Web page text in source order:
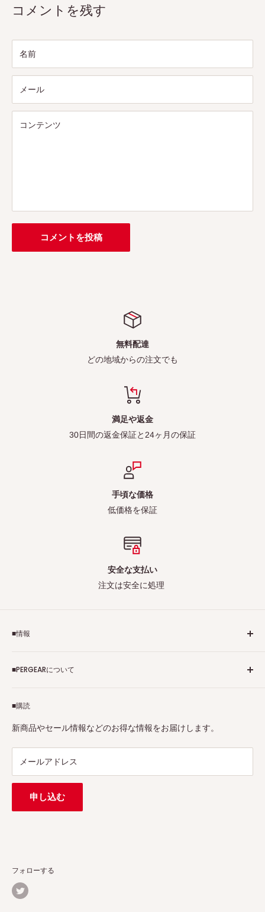
コメントを残す
名前
メール
コンテンツ
コメントを投稿
無料配達
どの地域からの注文でも
満足や返金
30日間の返金保証と24ヶ月の保証
手頃な価格
低価格を保証
安全な支払い
注文は安全に処理
■購読
新商品やセール情報などのお得な情報をお届けします。
メールアドレス
申し込む
■情報
個人情報保護方針
Tax-free
特定商取引法に基づく表示
■PERGEARについて
7Artisans、FIMIなど各撮影機材ブランドの正規代理店です。
プロ、アマチュアを問わず、さまざまな撮影製品を取り揃え
連絡先： support@pergear.co.jp
フォローする